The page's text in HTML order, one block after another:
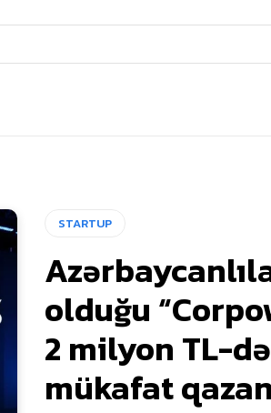
STARTUP
olduğu
2 milyon TL-
mükafat